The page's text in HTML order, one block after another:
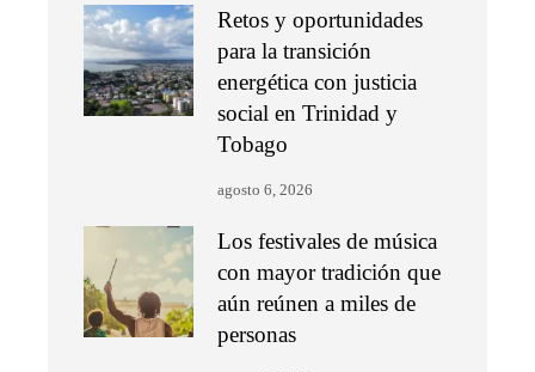
Retos y oportunidades
para la transición
energética con justicia
social en Trinidad y
Tobago
agosto 6, 2026
Los festivales de música
con mayor tradición que
aún reúnen a miles de
personas